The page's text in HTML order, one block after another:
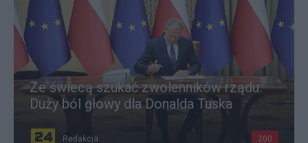
Ze świecą szukać zwolenników rządu.
Duży ból głowy dla Donalda Tuska
Redakcja 200